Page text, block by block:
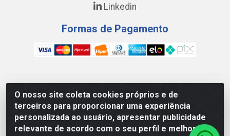
O nosso site coleta cookies próprios e de
terceiros para proporcionar uma experiência
personalizada ao usuário, apresentar publicidade
relevante de acordo com o seu perfil e melhorar a
Linkedin
Formas de Pagamento
WING DISTRIBUIDORA COMÉRCIO E LOGÍSTICA DE MATERIAL
DE CONSTRUÇÕES LTDA - AV. DA INTEGRAÇÃO, 790 -
PATRÍCIA GOMES, CAUCAIA/CE - CEP 61.604-505 - CNPJ
17.523.384/0001-20